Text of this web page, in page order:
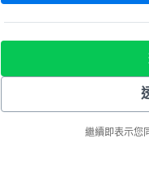
繼續即表示您